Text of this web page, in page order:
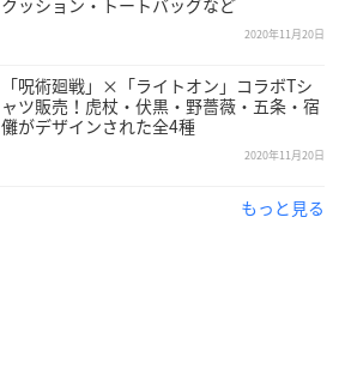
2020年11月20日
「呪術廻戦」×「ライトオン」コラボTシ
ャツ販売！虎杖・伏黒・野薔薇・五条・宿
儺がデザインされた全4種
2020年11月20日
もっと見る